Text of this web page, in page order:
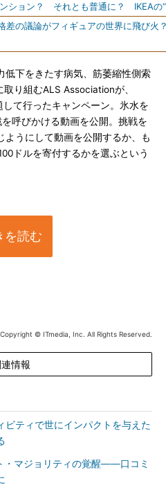
ション？ それとも普通に？ IKEAの“
差の議論がフィギュアの世界に飛び
下をきたす病気、筋萎縮性側索
り組むALS Associationが、
て行ったキャンペーン。氷水を
呼びかける動画を公開。挑戦を
うにして動画を公開するか、も
ドルを寄付するかを選ぶという
を読む
Copyright © ITmedia, Inc. All Rights Reserved.
情報
ビティで世にインパクトを与えた
マジョリティの覚醒――口コミ